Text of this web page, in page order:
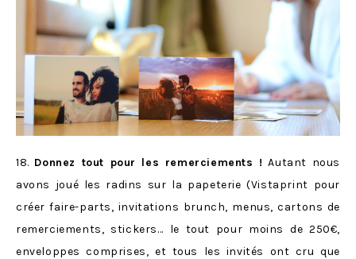
18. Donnez tout pour les remerciements ! Autant nous
avons joué les radins sur la papeterie (Vistaprint pour
créer faire-parts, invitations brunch, menus, cartons de
remerciements, stickers… le tout pour moins de 250€,
enveloppes comprises, et tous les invités ont cru que